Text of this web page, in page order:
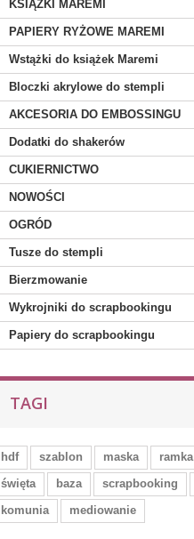
KSIĄŻKI MAREMI
PAPIERY RYŻOWE MAREMI
Wstążki do książek Maremi
Bloczki akrylowe do stempli
AKCESORIA DO EMBOSSINGU
Dodatki do shakerów
CUKIERNICTWO
NOWOŚCI
OGRÓD
Tusze do stempli
Bierzmowanie
Wykrojniki do scrapbookingu
Papiery do scrapbookingu
TAGI
hdf szablon maska
ramka
święta
baza scrapbooking
komunia
mediowanie